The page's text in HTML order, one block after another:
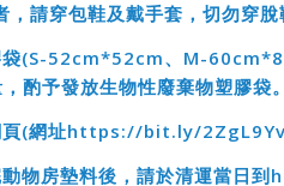
請穿包鞋及戴手套，切勿穿
袋(S-52cm*52cm、M-
酌予發放生物性廢棄物塑膠袋。
(網址https://bit.ly/2ZgL9Yv
物房墊料後，請於清運當日到